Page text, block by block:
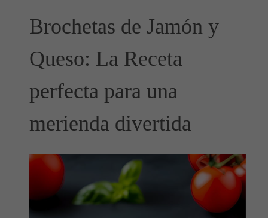
Brochetas de Jamón y
Queso: La Receta
perfecta para una
merienda divertida